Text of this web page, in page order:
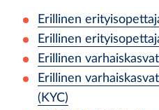
Erillinen
Erillinen
Erillinen
Erillinen
(KYC)